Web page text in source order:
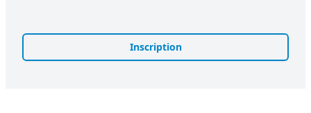
Inscription